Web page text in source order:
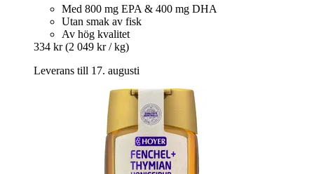
Med 800 mg EPA & 400 mg DHA
Utan smak av fisk
Av hög kvalitet
334 kr (2 049 kr / kg)
Leverans till 17. augusti